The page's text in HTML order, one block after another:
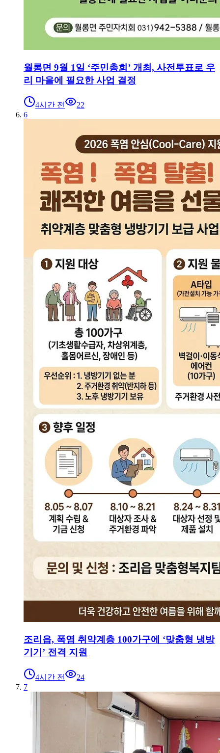
월롱면 9월 1일 ‘주민총회’ 개최, 사전투표로 우
리 마을에 필요한 사업 결정
4시간 전
22
6
조리읍, 폭염 취약계층 100가구에 ‘맞춤형 냉방
기기’ 전격 지원
4시간 전
24
7